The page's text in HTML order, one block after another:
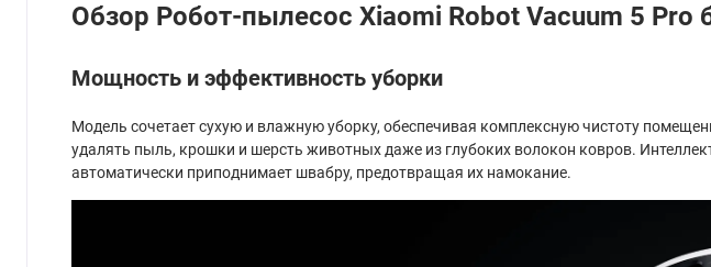
Обзор Робот-пылесос Xiaomi Robot Vacuum 5 Pro
Мощность и эффективность уборки
Модель сочетает сухую и влажную уборку, обеспечивая комплексную чистоту
удалять пыль, крошки и шерсть животных даже из глубоких волокон ковров.
автоматически приподнимает швабру, предотвращая их намокание.